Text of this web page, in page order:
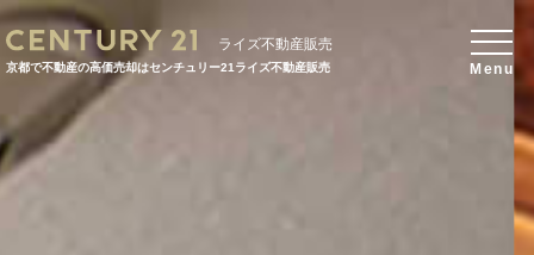
ライズ不動産販売
京都で不動産の高価売却はセンチュリー21ライズ不動産販売